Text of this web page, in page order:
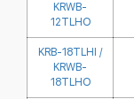
KRWB-
12TLHO
KRB-18TLHI /
KRWB-
18TLHO